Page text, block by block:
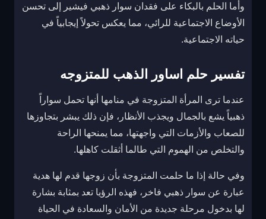
وأما الحلم بالبكاء على فقدان سوار ذهبي فيشير إلى تحسن
الأوضاع الاجتماعية للرائي، مما يعكس تحولاً إيجابياً في
حياته الاجتماعية.
تفسير حلم اساور الذهب للمتزوجه
عندما ترى المرأة المتزوجة في منامها أنها تحمل سواراً
ذهبياً يشع بالجمال ويجذب الأنظار، فإن ذلك يبشر بتجاوزها
للصعاب والأزمات التي واجهتها، مما يمنحها الراحة
والتخلص من الهموم التي طالما أثقلت كاهلها.
وفي حالة إذا ما حلمت المتزوجة بأن زوجها قدم لها هدية
عبارة عن سوار ذهبي فاخر، فهذه الرؤيا تعد بمثابة بشارة
لها بدخول مرحلة جديدة من الأمان والسعادة في الحياة